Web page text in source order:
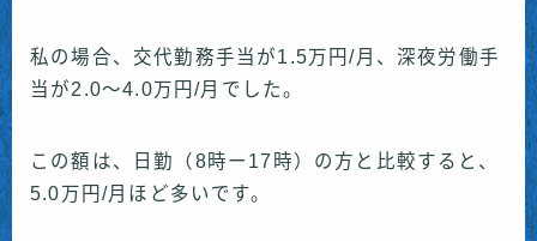
私の場合、交代勤務手当が1.5万円/月、深夜労働手
当が2.0〜4.0万円/月でした。
この額は、日勤（8時ー17時）の方と比較すると、
5.0万円/月ほど多いです。